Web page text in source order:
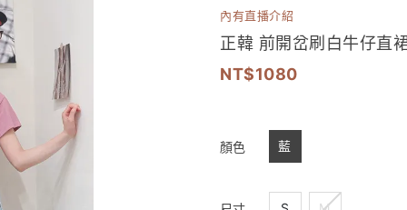
內有直播介紹
正韓 前開岔刷白牛仔直
1080
顏色 藍